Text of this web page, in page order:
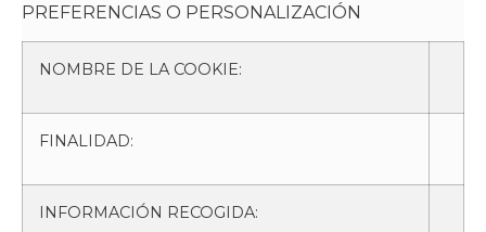
PREFERENCIAS O PERSONALIZACIÓN
NOMBRE DE LA COOKIE:
FINALIDAD:
INFORMACIÓN RECOGIDA: